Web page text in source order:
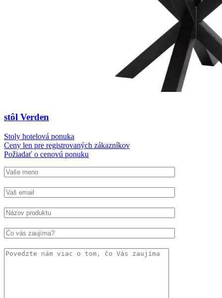
stôl Verden
Stoly hotelová ponuka
Ceny len pre registrovaných zákazníkov
Požiadať o cenovú ponuku